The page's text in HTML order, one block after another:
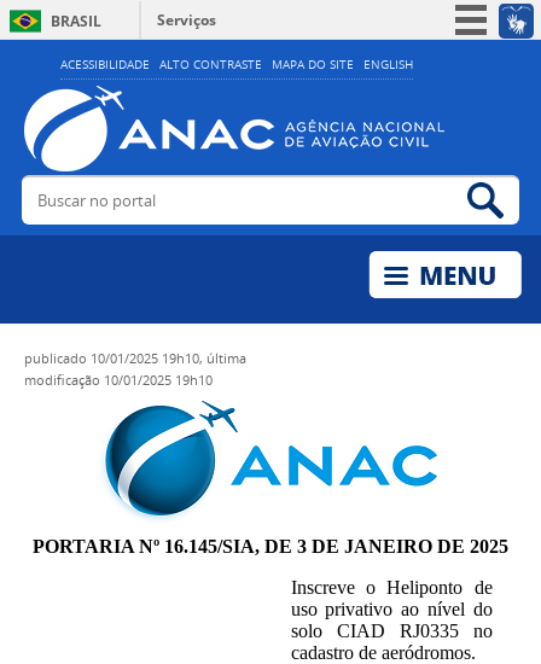
ACESSIBILIDADE ALTO CONTRASTE MAPA DO SITE ENGLISH
BRASIL
Serviços
Simplifique!
Acesso à informação
Legislação
Buscar no portal
publicado 10/01/2025 19h10, última
modificação 10/01/2025 19h10
PORTARIA Nº 16.145/SIA, DE 3 DE JANEIRO DE 2025
Inscreve o Heliponto de
uso privativo ao nível do
solo CIAD RJ0335 no
cadastro de aeródromos.